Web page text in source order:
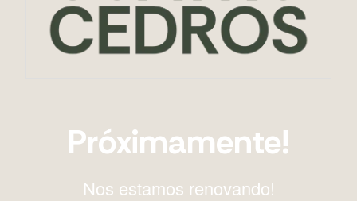
Próximamente!
Nos estamos renovando!